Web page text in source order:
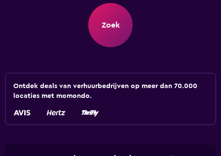
Zoek
Ontdek deals van verhuurbedrijven op meer dan 70.000
locaties met momondo.